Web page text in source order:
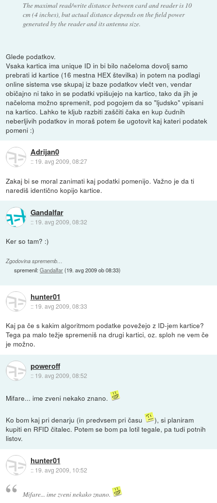
The maximal read/write distance between card and reader is 10
cm (4 inches), but actual distance depends on the field power
generated by the reader and its antenna size.
Glede podatkov.
Vsaka kartica ima unique ID in bi bilo načeloma dovolj samo
prebrati id kartice (16 mestna HEX številka) in potem na podlagi
online sistema vse skupaj iz baze podatkov vlečt ven, vendar
običajno ni tako in se podatki vpišujejo na kartico, tako da jih je
načeloma možno spremenit, pod pogojem da so "ljudsko" vpisani
na kartico. Lahko te kljub razbiti zaščiti čaka en kup čudnih
neberljivih podatkov in moraš potem še ugotovit kaj kateri podatek
pomeni :)
Adrijan0
:: 19. avg 2009, 08:27
Zakaj bi se moral zanimati kaj podatki pomenijo. Važno je da ti
narediš identično kopijo kartice.
Gandalfar
:: 19. avg 2009, 08:32
Ker so tam? :)
Zgodovina sprememb…
spremenil:Gandalfar(19. avg 2009 ob 08:33)
hunter01
:: 19. avg 2009, 08:33
Kaj pa če s kakim algoritmom podatke povežejo z ID-jem kartice?
Tega pa malo težje spremeniš na drugi kartici, oz. sploh ne vem če
je možno.
poweroff
:: 19. avg 2009, 08:52
Mifare... ime zveni nekako znano.
Ko bom kaj pri denarju (in predvsem pri času
), si planiram
kupiti en RFID čitalec. Potem se bom pa lotil tegale, pa tudi potnih
listov.
hunter01
:: 19. avg 2009, 10:52
Mifare... ime zveni nekako znano.